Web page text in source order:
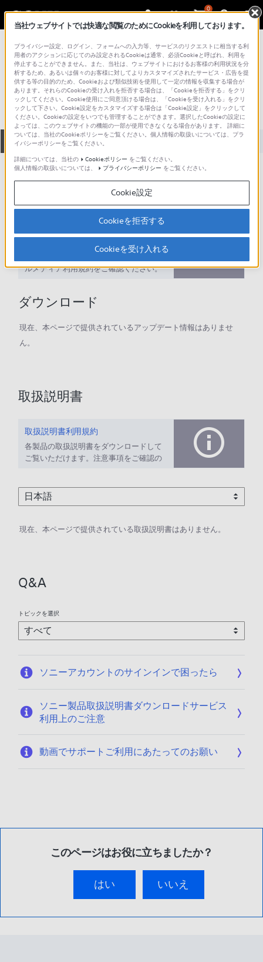
0
総合サポート・お問い合わせ コンポーネントオーディオ
TC-K710S
全て ダウンロード 取扱説明書 Q&A
サポート動画をご利用の際にはソーシャ
ルメディア利用規約をご確認ください。
ダウンロード
現在、本ページで提供されているアップデート情報はありませ
ん。
取扱説明書
取扱説明書利用規約
各製品の取扱説明書をダウンロードして
ご覧いただけます。注意事項をご確認の
現在、本ページで提供されている取扱説明書はありません。
Q&A
トピックを選択
ソニーアカウントのサインインで困ったら
ソニー製品取扱説明書ダウンロードサービス
利用上のご注意
動画でサポートご利用にあたってのお願い
このページはお役に立ちましたか？
はい いいえ
当社ウェブサイトでは快適な閲覧のためにCookieを利用しております。
プライバシー設定、ログイン、フォームへの入力等、サービスのリクエストに相当する利
用者のアクションに応じてのみ設定されるCookieは通常、必須Cookieと呼ばれ、利用を
停止することができません。また、当社は、ウェブサイトにおけるお客様の利用状況を分
析するため、あるいは個々のお客様に対してよりカスタマイズされたサービス・広告を提
供する等の目的のため、Cookieおよび類似技術を使用して一定の情報を収集する場合が
あります。それらのCookieの受け入れを拒否する場合は、「Cookieを拒否する」をクリ
ックしてください。Cookie使用にご同意頂ける場合は、「Cookieを受け入れる」をクリ
ックして下さい。Cookie設定をカスタマイズする場合は「Cookie設定」をクリックして
ください。Cookieの設定をいつでも管理することができます。選択したCookieの設定に
よっては、このウェブサイトの機能の一部が使用できなくなる場合があります。 詳細に
ついては、当社のCookieポリシーをご覧ください。個人情報の取扱いについては、プラ
イバシーポリシーをご覧ください。
詳細については、当社の
Cookieポリシー をご覧ください。
個人情報の取扱いについては、
プライバシーポリシー をご覧ください。
Cookie設定
Cookieを拒否する
Cookieを受け入れる